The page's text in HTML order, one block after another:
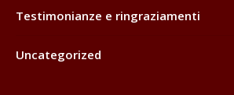
Testimonianze e ringraziamenti
Uncategorized